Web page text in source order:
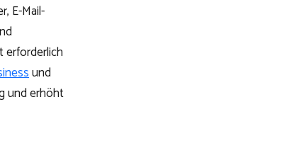
E-Mail-
erforderlich
und
und erhöht